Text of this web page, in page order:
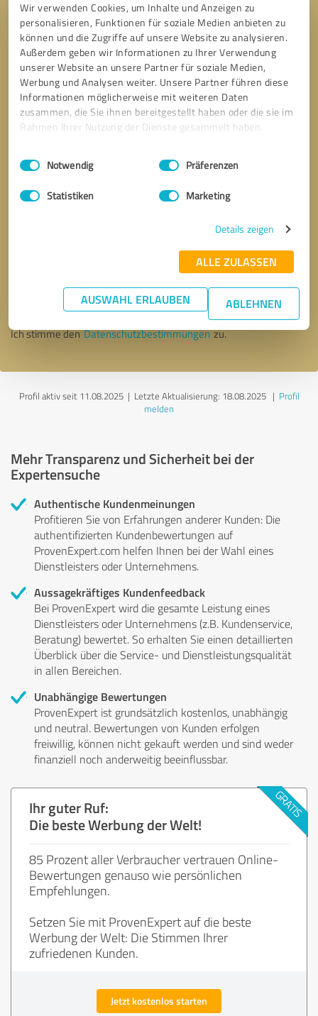
Wir verwenden Cookies, um Inhalte und Anzeigen zu
personalisieren, Funktionen für soziale Medien anbieten zu
können und die Zugriffe auf unsere Website zu analysieren.
Außerdem geben wir Informationen zu Ihrer Verwendung
unserer Website an unsere Partner für soziale Medien,
Werbung und Analysen weiter. Unsere Partner führen diese
Informationen möglicherweise mit weiteren Daten
zusammen, die Sie ihnen bereitgestellt haben oder die sie im
Rahmen Ihrer Nutzung der Dienste gesammelt haben.
Impressum Datenschutzbestimmungen
Einwilligungsauswahl
Notwendig Präferenzen
Statistiken Marketing
Details zeigen
ALLE ZULASSEN
AUSWAHL ERLAUBEN ABLEHNEN
* Erforderliche Angaben
Nachricht senden
Ich stimme denDatenschutzbestimmungenzu.
Profil aktiv seit 11.08.2025 | Letzte Aktualisierung: 18.08.2025| Profil
melden
Mehr Transparenz und Sicherheit bei der
Expertensuche
Authentische Kundenmeinungen
Profitieren Sie von Erfahrungen anderer Kunden: Die
authentifizierten Kundenbewertungen auf
ProvenExpert.com helfen Ihnen bei der Wahl eines
Dienstleisters oder Unternehmens.
Aussagekräftiges Kundenfeedback
Bei ProvenExpert wird die gesamte Leistung eines
Dienstleisters oder Unternehmens (z.B. Kundenservice,
Beratung) bewertet. So erhalten Sie einen detaillierten
Überblick über die Service- und Dienstleistungsqualität
in allen Bereichen.
Unabhängige Bewertungen
ProvenExpert ist grundsätzlich kostenlos, unabhängig
und neutral. Bewertungen von Kunden erfolgen
freiwillig, können nicht gekauft werden und sind weder
finanziell noch anderweitig beeinflussbar.
Ihr guter Ruf:
Die beste Werbung der Welt!
85 Prozent aller Verbraucher vertrauen Online-
Bewertungen genauso wie persönlichen
Empfehlungen.
Setzen Sie mit ProvenExpert auf die beste
Werbung der Welt: Die Stimmen Ihrer
zufriedenen Kunden.
Jetzt kostenlos starten